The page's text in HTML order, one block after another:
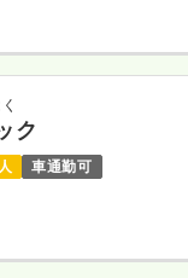
ク
車通勤可